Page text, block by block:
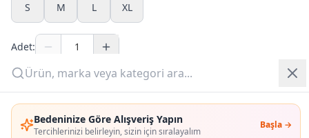
Bedeninize Göre Alışveriş Yapın
Tercihlerinizi belirleyin, sizin için sıralayalım
Başla →
Yeni Gelenler
OUTLET
Giriş Yap
Üye Ol
S M L XL
Adet:
Sepete Ekle
Şimdi Al